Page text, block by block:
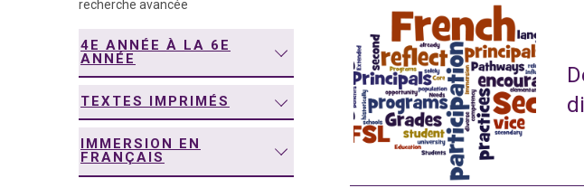
recherche avancée
4E ANNÉE À LA 6E
ANNÉE
TEXTES IMPRIMÉS
IMMERSION EN
FRANÇAIS